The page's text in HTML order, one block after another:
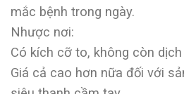
mắc bệnh trong ngày.
Nhược nơi:
Có kích cỡ to, không còn
Giá cả cao hơn nữa đối với